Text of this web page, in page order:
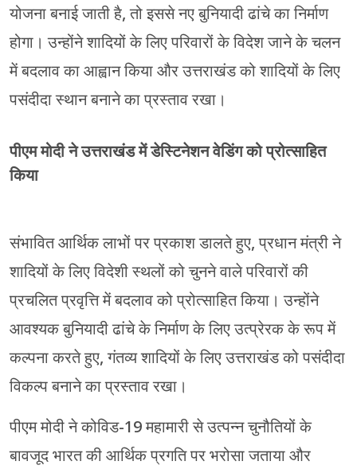
योजना बनाई जाती है, तो इससे नए बुनियादी ढांचे का निर्माण
होगा। उन्होंने शादियों के लिए परिवारों के विदेश जाने के चलन
में बदलाव का आह्वान किया और उत्तराखंड को शादियों के लिए
पसंदीदा स्थान बनाने का प्रस्ताव रखा।
पीएम मोदी ने उत्तराखंड में डेस्टिनेशन वेडिंग को प्रोत्साहित
किया
संभावित आर्थिक लाभों पर प्रकाश डालते हुए, प्रधान मंत्री ने
शादियों के लिए विदेशी स्थलों को चुनने वाले परिवारों की
प्रचलित प्रवृत्ति में बदलाव को प्रोत्साहित किया। उन्होंने
आवश्यक बुनियादी ढांचे के निर्माण के लिए उत्प्रेरक के रूप में
कल्पना करते हुए, गंतव्य शादियों के लिए उत्तराखंड को पसंदीदा
विकल्प बनाने का प्रस्ताव रखा।
पीएम मोदी ने कोविड-19 महामारी से उत्पन्न चुनौतियों के
बावजूद भारत की आर्थिक प्रगति पर भरोसा जताया और